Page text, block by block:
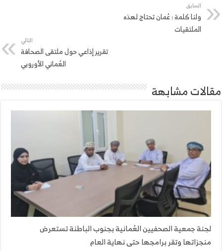
السابق
ولنا كلمة : عُمان تحتاج لهذه
الملتقيات
التالي
تقرير إذاعي حول ملتقى الصحافة
العُماني الأوروبي
مقالات مشابهة
لجنة جمعية الصحفيين العُمانية بجنوب الباطنة تستعرض
منجزاتها وتقر برامجها حتى نهاية العام